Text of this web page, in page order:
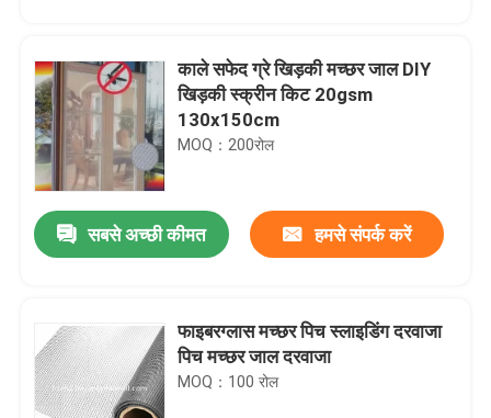
काले सफेद ग्रे खिड़की मच्छर जाल DIY
खिड़की स्क्रीन किट 20gsm
130x150cm
MOQ：200रोल
सबसे अच्छी कीमत हमसे संपर्क करें
फाइबरग्लास मच्छर पिच स्लाइडिंग दरवाजा
पिच मच्छर जाल दरवाजा
MOQ：100 रोल